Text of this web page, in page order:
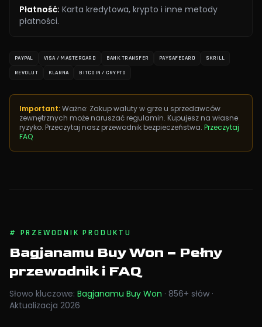
Płatność: Karta kredytowa, krypto i inne metody
płatności.
PAYPAL VISA / MASTERCARD BANK TRANSFER PAYSAFECARD SKRILL
REVOLUT KLARNA BITCOIN / CRYPTO
Important:Ważne: Zakup waluty w grze u sprzedawców
zewnętrznych może naruszać regulamin. Kupujesz na własne
ryzyko. Przeczytaj nasz przewodnik bezpieczeństwa. Przeczytaj
FAQ
# PRZEWODNIK PRODUKTU
Bagjanamu Buy Won – Pełny
przewodnik i FAQ
Słowo kluczowe: Bagjanamu Buy Won · 856+ słów ·
Aktualizacja 2026